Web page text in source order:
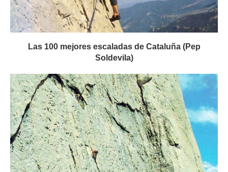
Las 100 mejores escaladas de Cataluña (Pep
Soldevila)